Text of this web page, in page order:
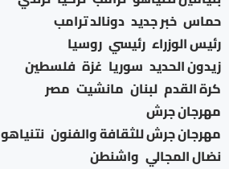
حماس خبر جديد دونالد ترامب
رئيس الوزراء رئيسي روسيا
زيدون الحديد سوريا غزة فلسطين
كرة القدم لبنان مانشيت مصر
مهرجان جرش
مهرجان جرش للثقافة والفنون نتنياهو
نضال المجالي واشنطن